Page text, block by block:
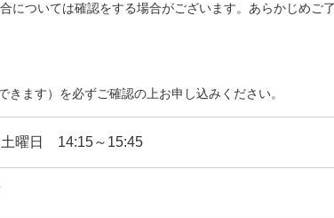
ついては確認をする場合がございます。あらかじめご了
きます）を必ずご確認の上お申し込みください。
曜日 14:15～15:45